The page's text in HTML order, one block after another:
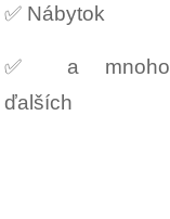
✅ Nábytok
✅ a mnoho
ďalších